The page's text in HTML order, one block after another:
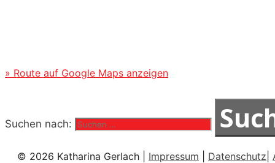
» Route auf Google Maps anzeigen
Suchen nach:
© 2026 Katharina Gerlach | Impressum Datenschutz